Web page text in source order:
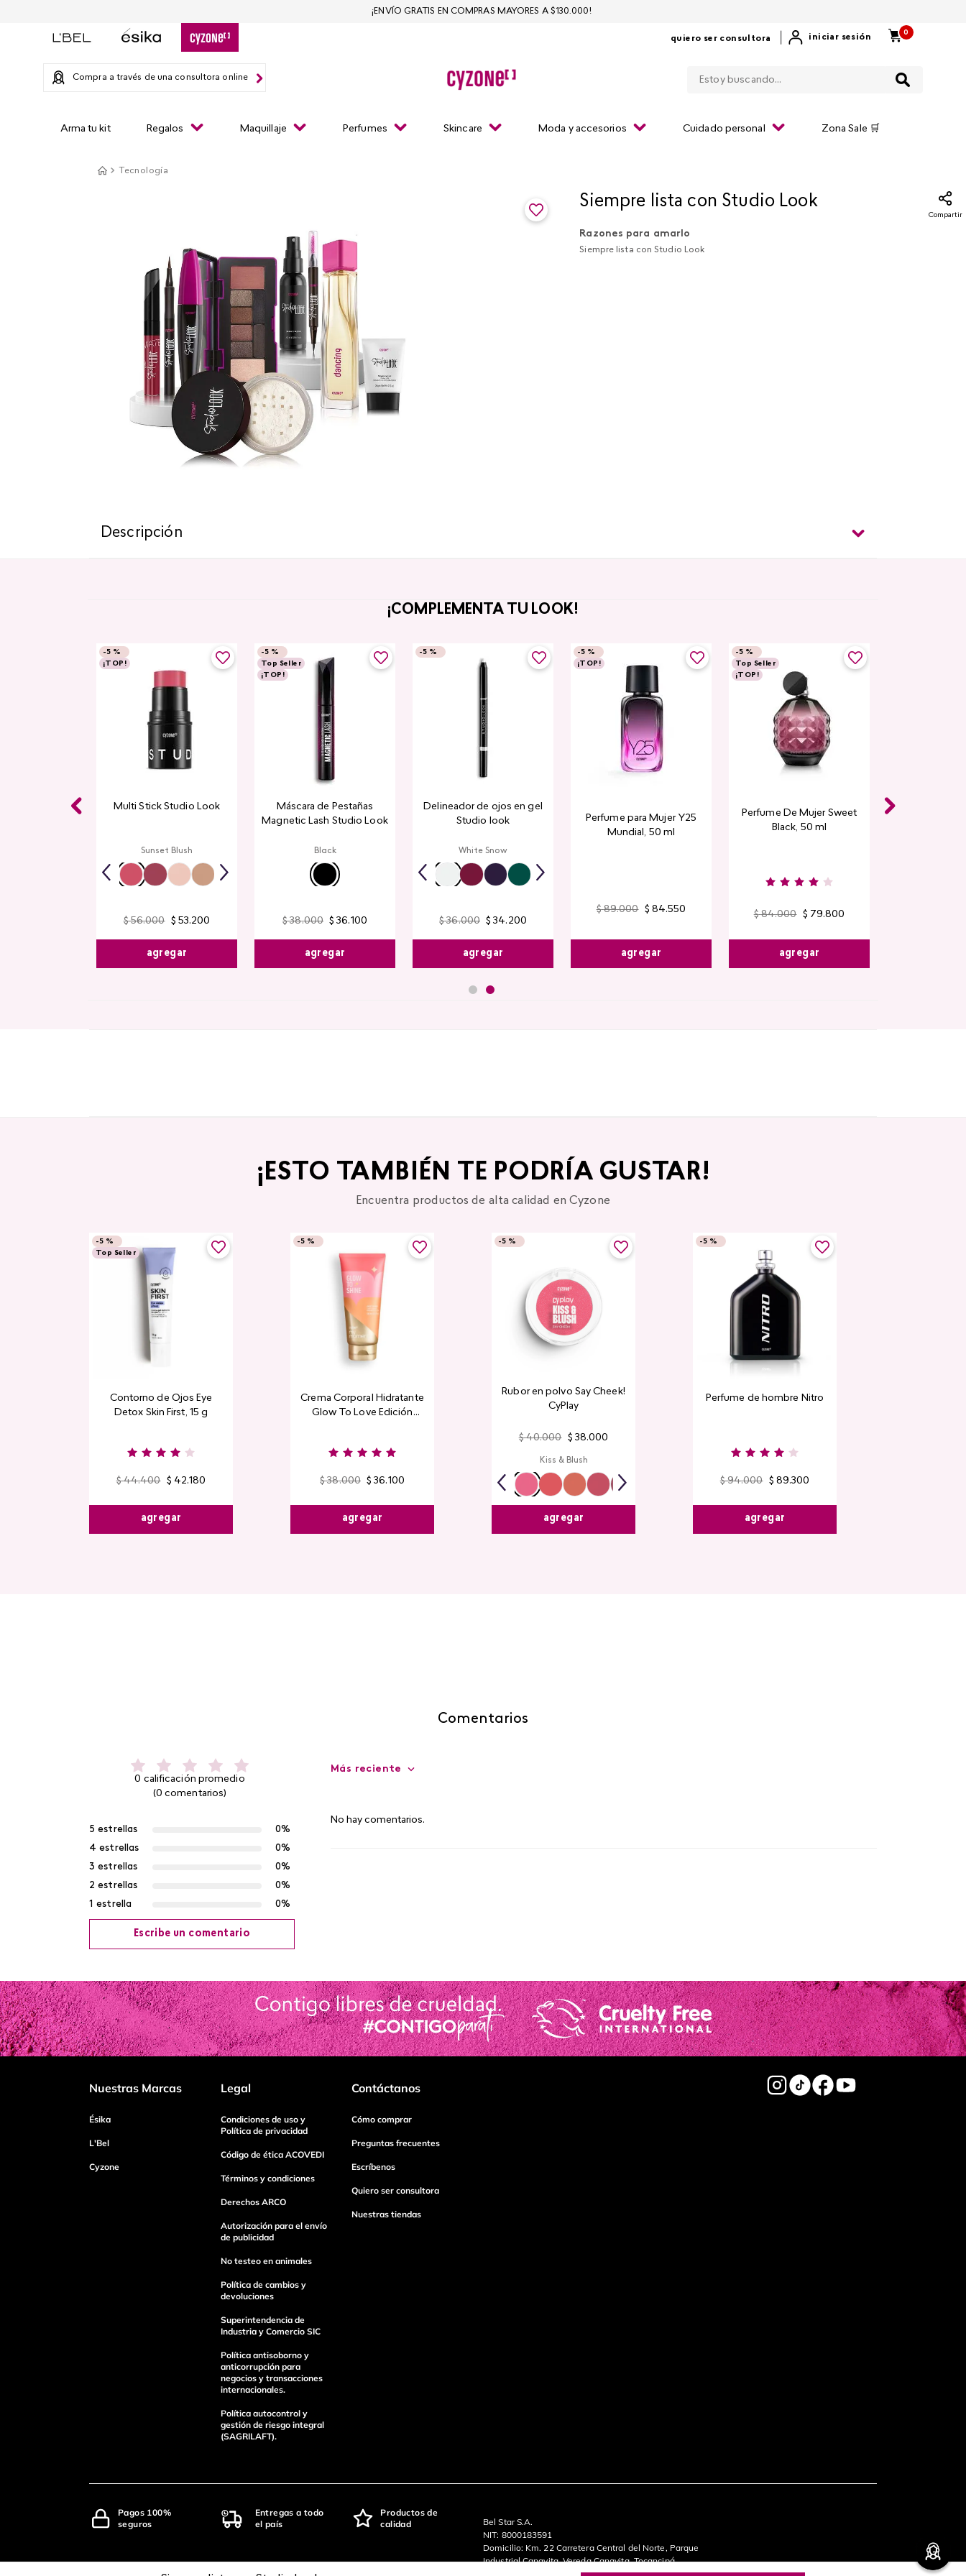
quiero ser consultora iniciar sesión
0
Compra a través de una consultora online
Arma tu kit Regalos Maquillaje Perfumes Skincare Moda y accesorios Cuidado personal Zona Sale 🛒
¡ENVÍO GRATIS EN COMPRAS MAYORES A $130.000!
Tecnología
Siempre lista con Studio Look
Compartir
Razones para amarlo
Siempre lista con Studio Look
Descripción
¡COMPLEMENTA TU LOOK!
-5 %
¡TOP!
Multi Stick Studio Look
Sunset Blush
$ 56.000 $ 53.200
agregar
-5 %
Top Seller
¡TOP!
Máscara de Pestañas
Magnetic Lash Studio Look
Black
$ 38.000 $ 36.100
agregar
-5 %
Delineador de ojos en gel
Studio look
White Snow
$ 36.000 $ 34. 200
agregar
-5 %
¡TOP!
Perfume para Mujer Y25
Mundial​, 50 ml
$ 89.000 $ 84.550
agregar
-5 %
Top Seller
¡TOP!
Perfume De Mujer Sweet
Black, 50 ml
$ 84.000 $ 79.800
agregar
¡ESTO TAMBIÉN TE PODRÍA GUSTAR!
Encuentra productos de alta calidad en Cyzone
-5 %
Top Seller
Contorno de Ojos Eye
Detox Skin First, 15 g
$ 44.400 $ 42.180
agregar
-5 %
Crema Corporal Hidratante
Glow To Love Edición
$ 38.000 $ 36.100
agregar
-5 %
Rubor en polvo Say Cheek!
CyPlay
$ 40.000 $ 38.000
Kiss & Blush
agregar
-5 %
Perfume de hombre Nitro
$ 94.000 $ 89.300
agregar
Comentarios
0 calificación promedio
(0 comentarios)
5 estrellas
0%
4 estrellas
0%
3 estrellas
0%
2 estrellas
0%
1 estrella
0%
Escribe un comentario
Agregar comentario
Título
Tu nombre
Dirección de email
enviar comentario
Más reciente
No hay comentarios.
Nuestras Marcas
Ésika
L'Bel
Cyzone
Legal
Condiciones de uso y
Política de privacidad
Código de ética ACOVEDI
Términos y condiciones
Derechos ARCO
Autorización para el envío
de publicidad
No testeo en animales
Política de cambios y
devoluciones
Superintendencia de
Industria y Comercio SIC
Política antisoborno y
anticorrupción para
negocios y transacciones
internacionales.
Política autocontrol y
gestión de riesgo integral
(SAGRILAFT).
Contáctanos
Cómo comprar
Preguntas frecuentes
Escríbenos
Quiero ser consultora
Nuestras tiendas
Pagos 100%
seguros
Entregas a todo
el país
Productos de
calidad
Bel Star S.A.
NIT: 8000183591
Domicilio: Km. 22 Carretera Central del Norte, Parque
Industrial Canavita, Vereda Canavita, Tocancipá,
Cundinamarca, Colombia